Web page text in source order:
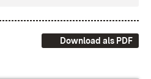
Download als PDF